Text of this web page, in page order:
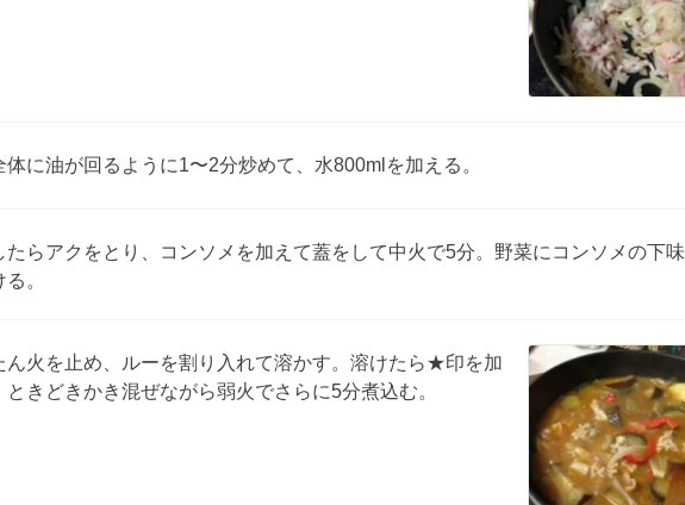
体に油が回るように1〜2分炒めて、水800mlを加える。
たらアクをとり、コンソメを加えて蓋をして中火で5分。野菜にコンソメの下味
。
ん火を止め、ルーを割り入れて溶かす。溶けたら★印を加
ときどきかき混ぜながら弱火でさらに5分煮込む。